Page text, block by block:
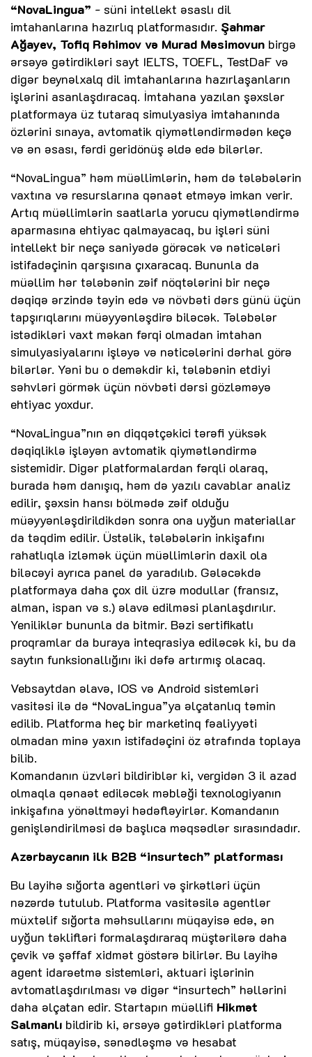
“NovaLingua” - süni intellekt əsaslı dil
imtahanlarına hazırlıq platformasıdır. Şahmar
Ağayev, Tofiq Rəhimov və Murad Məsimovun birgə
ərsəyə gətirdikləri sayt IELTS, TOEFL, TestDaF və
digər beynəlxalq dil imtahanlarına hazırlaşanların
işlərini asanlaşdıracaq. İmtahana yazılan şəxslər
platformaya üz tutaraq simulyasiya imtahanında
özlərini sınaya, avtomatik qiymətləndirmədən keçə
və ən əsası, fərdi geridönüş əldə edə bilərlər.
“NovaLingua” həm müəllimlərin, həm də tələbələrin
vaxtına və resurslarına qənaət etməyə imkan verir.
Artıq müəllimlərin saatlarla yorucu qiymətləndirmə
aparmasına ehtiyac qalmayacaq, bu işləri süni
intellekt bir neçə saniyədə görəcək və nəticələri
istifadəçinin qarşısına çıxaracaq. Bununla da
müəllim hər tələbənin zəif nöqtələrini bir neçə
dəqiqə ərzində təyin edə və növbəti dərs günü üçün
tapşırıqlarını müəyyənləşdirə biləcək. Tələbələr
istədikləri vaxt məkan fərqi olmadan imtahan
simulyasiyalarını işləyə və nəticələrini dərhal görə
bilərlər. Yəni bu o deməkdir ki, tələbənin etdiyi
səhvləri görmək üçün növbəti dərsi gözləməyə
ehtiyac yoxdur.
“NovaLingua”nın ən diqqətçəkici tərəfi yüksək
dəqiqliklə işləyən avtomatik qiymətləndirmə
sistemidir. Digər platformalardan fərqli olaraq,
burada həm danışıq, həm də yazılı cavablar analiz
edilir, şəxsin hansı bölmədə zəif olduğu
müəyyənləşdirildikdən sonra ona uyğun materiallar
da təqdim edilir. Üstəlik, tələbələrin inkişafını
rahatlıqla izləmək üçün müəllimlərin daxil ola
biləcəyi ayrıca panel də yaradılıb. Gələcəkdə
platformaya daha çox dil üzrə modullar (fransız,
alman, ispan və s.) əlavə edilməsi planlaşdırılır.
Yeniliklər bununla da bitmir. Bəzi sertifikatlı
proqramlar da buraya inteqrasiya ediləcək ki, bu da
saytın funksionallığını iki dəfə artırmış olacaq.
Vebsaytdan əlavə, IOS və Android sistemləri
vasitəsi ilə də “NovaLingua”ya əlçatanlıq təmin
edilib. Platforma heç bir marketinq fəaliyyəti
olmadan minə yaxın istifadəçini öz ətrafında toplaya
bilib.
Komandanın üzvləri bildiriblər ki, vergidən 3 il azad
olmaqla qənaət ediləcək məbləği texnologiyanın
inkişafına yönəltməyi hədəfləyirlər. Komandanın
genişləndirilməsi də başlıca məqsədlər sırasındadır.
Azərbaycanın ilk B2B “insurtech” platforması
Bu layihə sığorta agentləri və şirkətləri üçün
nəzərdə tutulub. Platforma vasitəsilə agentlər
müxtəlif sığorta məhsullarını müqayisə edə, ən
uyğun təklifləri formalaşdıraraq müştərilərə daha
çevik və şəffaf xidmət göstərə bilirlər. Bu layihə
agent idarəetmə sistemləri, aktuari işlərinin
avtomatlaşdırılması və digər “insurtech” həllərini
daha əlçatan edir. Startapın müəllifi Hikmət
Salmanlı bildirib ki, ərsəyə gətirdikləri platforma
satış, müqayisə, sənədləşmə və hesabat